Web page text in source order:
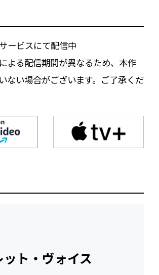
ービスにて配信中
よる配信期間が異なるため、本作
ない場合がございます。ご了承くだ
ト・ヴォイス